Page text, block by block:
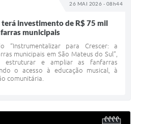
26 MAI 2026 - 08h44
terá investimento de R$ 75 mil
municipais
“Instrumentalizar para Crescer: a
municipais em São Mateus do Sul”,
estruturar e ampliar as fanfarras
o acesso à educação musical, à
comunitária.